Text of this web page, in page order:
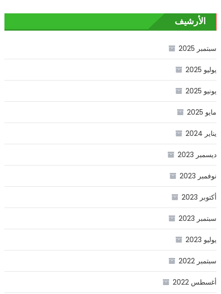
الأرشيف
سبتمبر 2025
يوليو 2025
يونيو 2025
مايو 2025
يناير 2024
ديسمبر 2023
نوفمبر 2023
أكتوبر 2023
سبتمبر 2023
يوليو 2023
سبتمبر 2022
أغسطس 2022